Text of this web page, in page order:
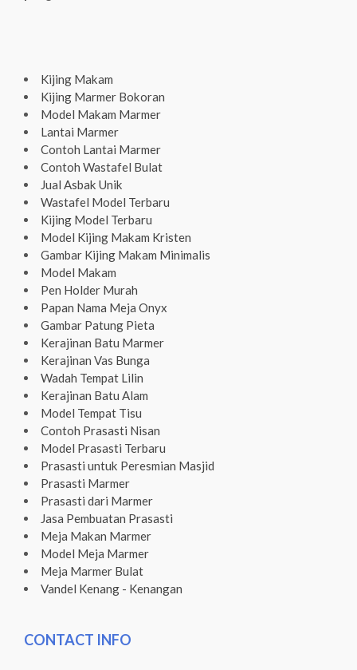
Kijing Makam
Kijing Marmer Bokoran
Model Makam Marmer
Lantai Marmer
Contoh Lantai Marmer
Contoh Wastafel Bulat
Jual Asbak Unik
Wastafel Model Terbaru
Kijing Model Terbaru
Model Kijing Makam Kristen
Gambar Kijing Makam Minimalis
Model Makam
Pen Holder Murah
Papan Nama Meja Onyx
Gambar Patung Pieta
Kerajinan Batu Marmer
Kerajinan Vas Bunga
Wadah Tempat Lilin
Kerajinan Batu Alam
Model Tempat Tisu
Contoh Prasasti Nisan
Model Prasasti Terbaru
Prasasti untuk Peresmian Masjid
Prasasti Marmer
Prasasti dari Marmer
Jasa Pembuatan Prasasti
Meja Makan Marmer
Model Meja Marmer
Meja Marmer Bulat
Vandel Kenang - Kenangan
CONTACT INFO